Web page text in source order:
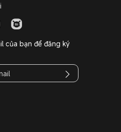
của bạn để đăng ký